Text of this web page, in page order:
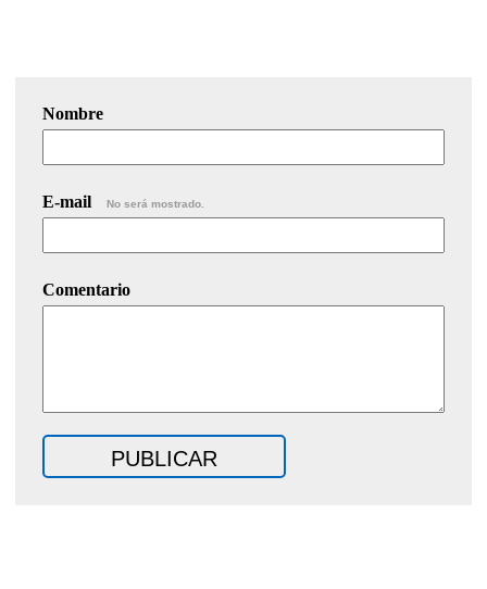
Nombre
E-mail No será mostrado.
Comentario